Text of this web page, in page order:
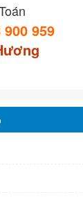
900 959